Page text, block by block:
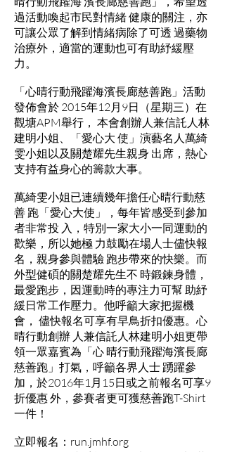
過活動喚起市民對情緒 健康的關注，亦
可讓公眾了解到情緒病除了可透 過藥物
治療外，適當的運動也可有助紓緩壓
力。
「心晴行動飛躍海濱長廊慈善跑」活動
發佈會於 2015年12月9日（星期三）在
觀塘APM舉行， 本會創辦人兼信託人林
建明小姐、「愛心大 使」演藝名人萬綺
雯小姐以及關楚耀先生親身 出席，熱心
支持有益身心的籌款大事。
萬綺雯小姐已連續幾年擔任心晴行動慈
善 跑「愛心大使」，每年皆感受到參加
者非常投 入，特別一家大小一同運動的
歡樂，所以她極 力鼓勵在場人士儘快報
名，親身參與體驗 跑步帶來的快樂。而
外型健碩的關楚耀先生不 時鍛鍊身體，
最愛跑步，因運動時的專注力可幫 助紓
緩日常工作壓力。他呼籲大家把握機
會， 儘快報名可享有早鳥折扣優惠。心
晴行動創辦 人兼信託人林建明小姐更帶
領一眾嘉賓為「心 晴行動飛躍海濱長廊
慈善跑」打氣，呼籲各界人士 踴躍參
加，於2016年1月15日或之前報名可享9
折優惠 外，參賽者更可獲慈善跑T-Shirt
一件！
立即報名：run.jmhf.org